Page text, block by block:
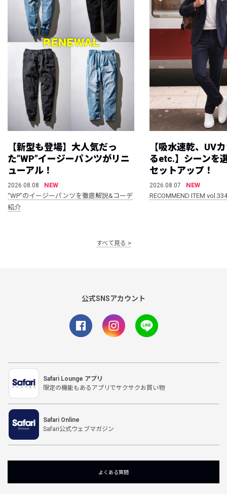
【新型も登場】大人気だっ
た”WP”イージーパンツがリニ
ューアル！
2026.08.08
NEW
“WP”のイージーパンツを徹底解説&コーデ
紹介
【吸水速乾、UV
るetc.】シーンを
セットアップ！
2026.08.07
NEW
RECOMMEND ITEM vol.334
すべて見る
公式SNSアカウント
Safari Lounge アプリ
限定の機能もあるアプリでサクサクお買い物
Safari Online
Safari公式ウェブマガジン
よくある質問